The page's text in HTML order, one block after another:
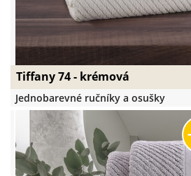
Tiffany 74 - krémová
Jednobarevné ručníky a osušky